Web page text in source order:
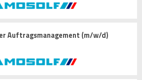
Auftragsmanagement (m/w/d)